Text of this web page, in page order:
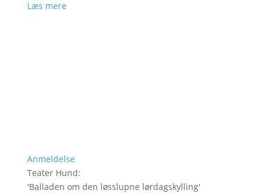
Læs mere
Anmeldelse
Teater Hund:
'Balladen om den løsslupne lørdagskylling'